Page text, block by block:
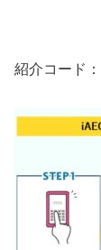
紹介コード：